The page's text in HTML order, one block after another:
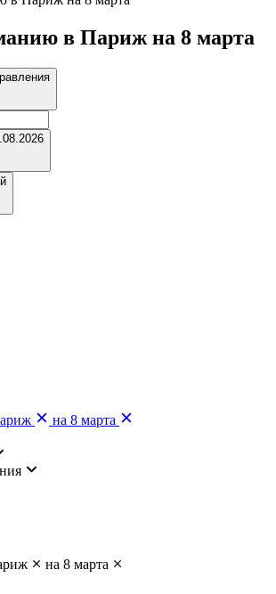
в Париж на 8 марта
на 8 марта
на 8 марта